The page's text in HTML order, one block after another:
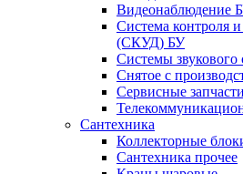
Видеонаблюдение
Система контроля
(СКУД) БУ
Системы
Снятое с
Сервисные
Сантехника
Коллекторные
Сантехника прочее